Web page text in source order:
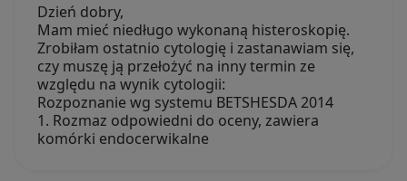
Dzień dobry,
Mam mieć niedługo wykonaną histeroskopię.
Zrobiłam ostatnio cytologię i zastanawiam się,
czy muszę ją przełożyć na inny termin ze
względu na wynik cytologii:
Rozpoznanie wg systemu BETSHESDA 2014
1. Rozmaz odpowiedni do oceny, zawiera
komórki endocerwikalne